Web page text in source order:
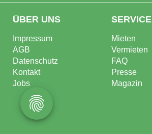
ÜBER UNS
Impressum
AGB
Datenschutz
Kontakt
Jobs
SERVICE
Mieten
Vermieten
FAQ
Presse
Magazin